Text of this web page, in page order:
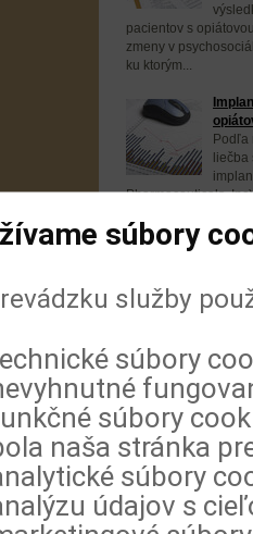
pacientov s
zmeny v
ku ktorým...
Podľa
liečba
Pharmaceuticals,
súbory
služby
súbory
súbory
naša stránka
súbory
údajov s